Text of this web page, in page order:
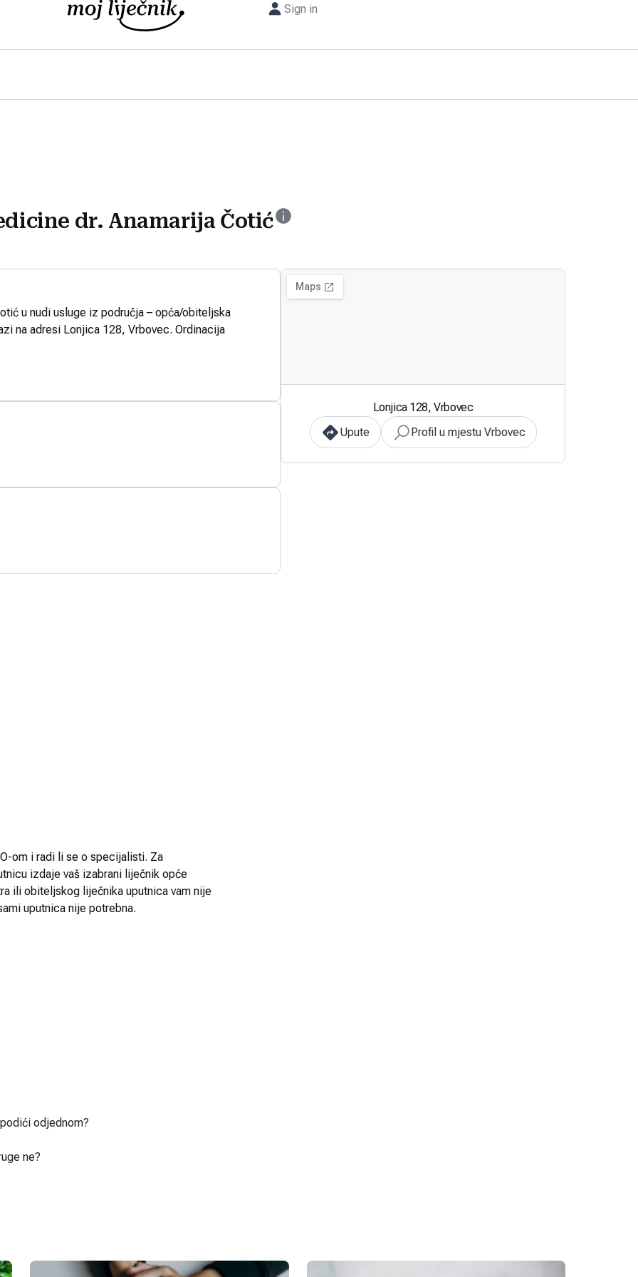
Sign in
dr. Anamarija Čotić
u nudi usluge iz područja – opća/obiteljska
na adresi Lonjica 128, Vrbovec. Ordinacija
Lonjica 128, Vrbovec
Upute
Profil u mjestu Vrbovec
om i radi li se o specijalisti. Za
izdaje vaš izabrani liječnik opće
ili obiteljskog liječnika uputnica vam nije
uputnica nije potrebna.
odjednom?
ne?